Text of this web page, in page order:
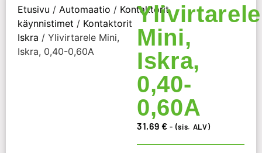
Etusivu / Automaatio / Kontaktorit,
käynnistimet / Kontaktorit
Iskra / Ylivirtarele Mini,
Iskra, 0,40-0,60A
Ylivirtarele
Mini,
Iskra,
0,40-
0,60A
31,69 € - (sis. ALV)